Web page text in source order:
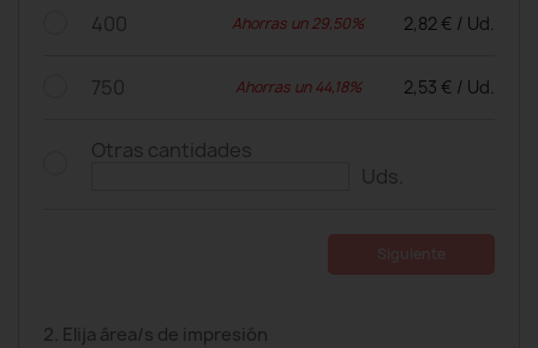
400 Ahorras un 29,50% 2,82 € / Ud.
750 Ahorras un 44,18% 2,53 € / Ud.
Otras cantidades
Uds.
2. Elija área/s de impresión